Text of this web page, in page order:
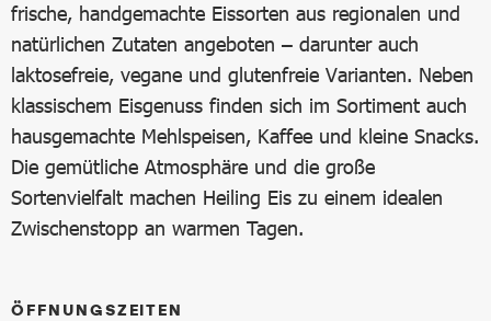
frische, handgemachte Eissorten aus regionalen und
natürlichen Zutaten angeboten – darunter auch
laktosefreie, vegane und glutenfreie Varianten. Neben
klassischem Eisgenuss finden sich im Sortiment auch
hausgemachte Mehlspeisen, Kaffee und kleine Snacks.
Die gemütliche Atmosphäre und die große
Sortenvielfalt machen Heiling Eis zu einem idealen
Zwischenstopp an warmen Tagen.
ÖFFNUNGSZEITEN